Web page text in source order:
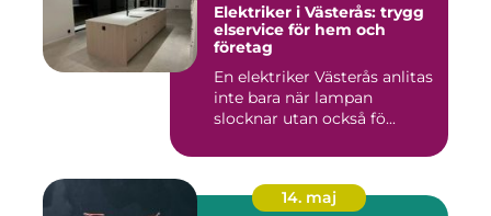
Elektriker i Västerås: trygg
elservice för hem och
företag
En elektriker Västerås anlitas
inte bara när lampan
slocknar utan också fö...
14. maj